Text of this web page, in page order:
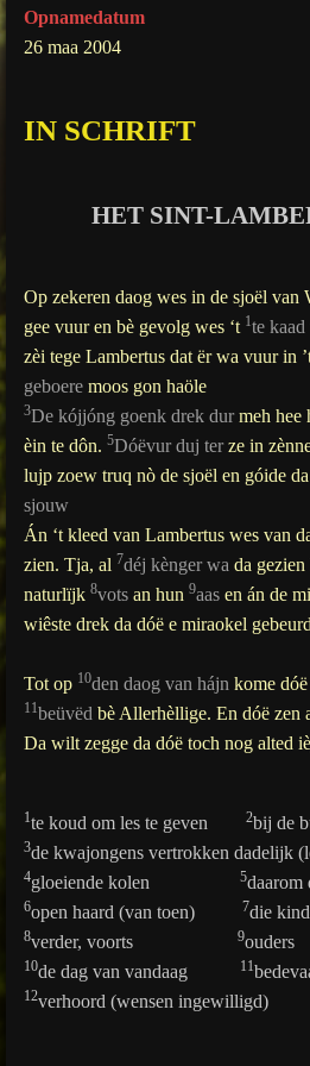
Opnamedatum
26 maa 2004
IN SCHRIFT
HET SINT-
Op zekeren daog wes in de sjoël van
gee vuur en bè gevolg wes ‘t 1te kaad
zèi tege Lambertus dat ër wa vuur in
geboere moos gon haöle
3De kójjóng goenk drek durmeh hee
èin te dôn. 5Dóëvur duj terze in
lujp zoew truq nò de sjoël en góide
sjouw
Án ‘t kleed van Lambertus wes van
zien. Tja, al 7déj kènger wa da gezien
naturlïjk 8vots an hun 9aas en án de
wiêste drek da dóë e miraokel
Tot op 10den daog van hájn kome
11beüvëd bè Allerhèllige. En dóë zen
Da wilt zegge da dóë toch nog alted
1te koud om les te geven 2bij de
3de kwajongens vertrokken dadelijk
4gloeiende kolen 5daarom
6open haard (van toen) 7die
8verder, voorts 9ouders
10de dag van vandaag 11
12verhoord (wensen ingewilligd)